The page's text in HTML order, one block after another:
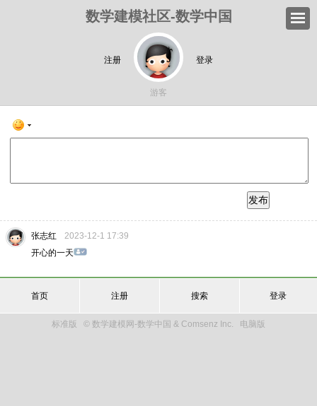
数学建模社区-数学中国
注册 登录
游客
发布
张志红
2023-12-1 17:39
开心的一天
首页 注册 搜索 登录
标准版 © 数学建模网-数学中国 & Comsenz Inc. 电脑版